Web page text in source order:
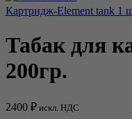
Картридж-Element tank 1
Табак для
200гр.
2400 ₽ искл. НДС